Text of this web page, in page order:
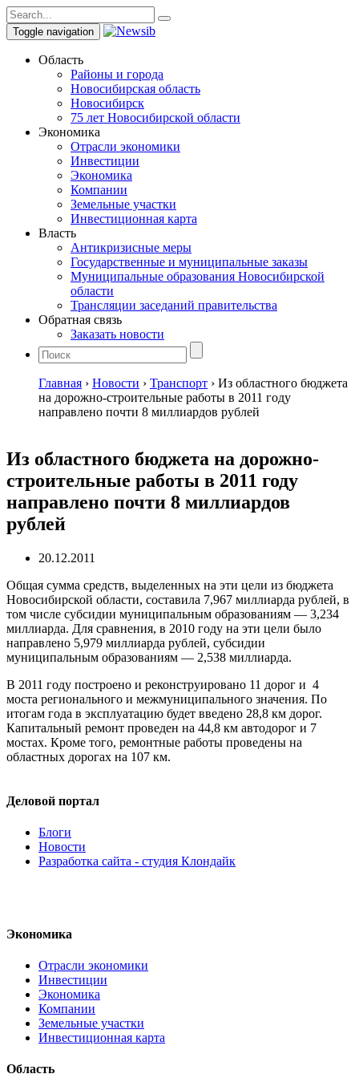
Toggle navigation
Область
Районы и города
Новосибирская область
Новосибирск
75 лет Новосибирской области
Экономика
Отрасли экономики
Инвестиции
Экономика
Компании
Земельные участки
Инвестиционная карта
Власть
Антикризисные меры
Государственные и муниципальные заказы
Муниципальные образования Новосибирской
области
Трансляции заседаний правительства
Обратная связь
Заказать новости
Главная › Новости › Транспорт › Из областного бюджета
на дорожно-строительные работы в 2011 году
направлено почти 8 миллиардов рублей
Из областного бюджета на дорожно-
строительные работы в 2011 году
направлено почти 8 миллиардов
рублей
20.12.2011
Общая сумма средств, выделенных на эти цели из бюджета
Новосибирской области, составила 7,967 миллиарда рублей, в
том числе субсидии муниципальным образованиям — 3,234
миллиарда. Для сравнения, в 2010 году на эти цели было
направлено 5,979 миллиарда рублей, субсидии
муниципальным образованиям — 2,538 миллиарда.
В 2011 году построено и реконструировано 11 дорог и 4
моста регионального и межмуниципального значения. По
итогам года в эксплуатацию будет введено 28,8 км дорог.
Капитальный ремонт проведен на 44,8 км автодорог и 7
мостах. Кроме того, ремонтные работы проведены на
областных дорогах на 107 км.
Деловой портал
Блоги
Новости
Разработка сайта - студия Клондайк
Экономика
Отрасли экономики
Инвестиции
Экономика
Компании
Земельные участки
Инвестиционная карта
Область